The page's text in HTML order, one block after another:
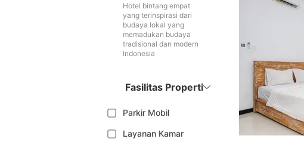
Hotel bintang empat
yang terinspirasi dari
budaya lokal yang
memadukan budaya
tradisional dan modern
Indonesia
Fasilitas Properti
Parkir Mobil
Layanan Kamar